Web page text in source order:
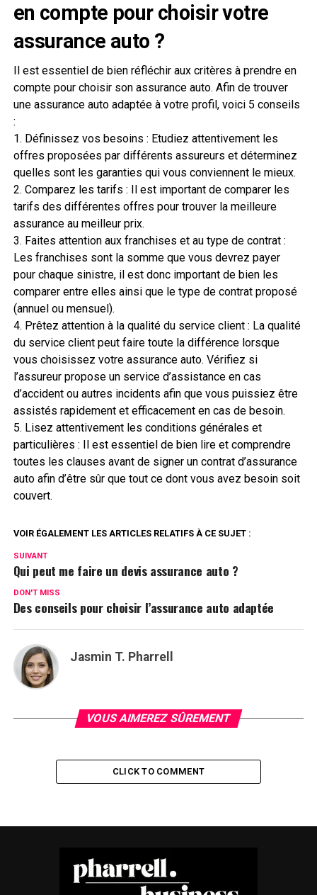
en compte pour choisir votre
assurance auto ?
Il est essentiel de bien réfléchir aux critères à prendre en
compte pour choisir son assurance auto. Afin de trouver
une assurance auto adaptée à votre profil, voici 5 conseils
:
1. Définissez vos besoins : Etudiez attentivement les
offres proposées par différents assureurs et déterminez
quelles sont les garanties qui vous conviennent le mieux.
2. Comparez les tarifs : Il est important de comparer les
tarifs des différentes offres pour trouver la meilleure
assurance au meilleur prix.
3. Faites attention aux franchises et au type de contrat :
Les franchises sont la somme que vous devrez payer
pour chaque sinistre, il est donc important de bien les
comparer entre elles ainsi que le type de contrat proposé
(annuel ou mensuel).
4. Prêtez attention à la qualité du service client : La qualité
du service client peut faire toute la différence lorsque
vous choisissez votre assurance auto. Vérifiez si
l’assureur propose un service d’assistance en cas
d’accident ou autres incidents afin que vous puissiez être
assistés rapidement et efficacement en cas de besoin.
5. Lisez attentivement les conditions générales et
particulières : Il est essentiel de bien lire et comprendre
toutes les clauses avant de signer un contrat d’assurance
auto afin d’être sûr que tout ce dont vous avez besoin soit
couvert.
VOIR ÉGALEMENT LES ARTICLES RELATIFS À CE SUJET :
SUIVANT
Qui peut me faire un devis assurance auto ?
DON'T MISS
Des conseils pour choisir l’assurance auto adaptée
Jasmin T. Pharrell
VOUS AIMEREZ SÛREMENT
CLICK TO COMMENT